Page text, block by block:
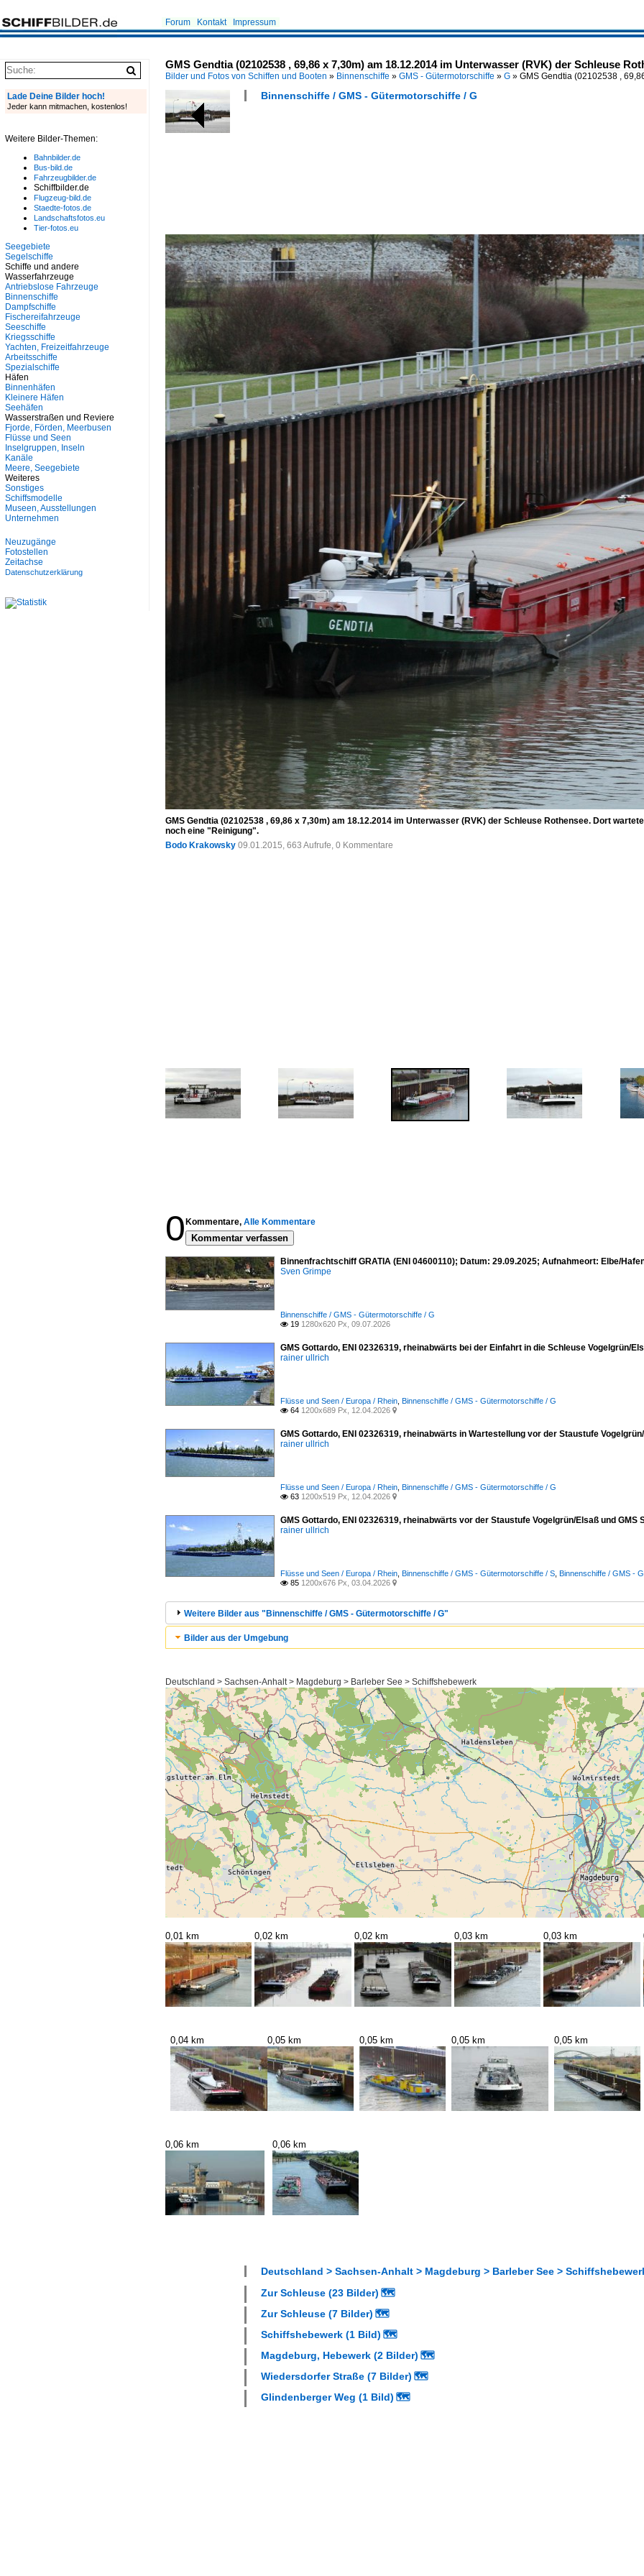
Forum Kontakt Impressum
GMS Gendtia (02102538 , 69,86 x 7,30m) am 18.12.2014 im Unterwasser (RVK) der Schleuse
Bilder und Fotos von Schiffen und Booten » Binnenschiffe » GMS - Gütermotorschiffe » G » GMS Gendtia (02102538 ,
Binnenschiffe / GMS - Gütermotorschiffe / G
GMS Gendtia (02102538 , 69,86 x 7,30m) am 18.12.2014 im Unterwasser (RVK) der Schleuse Rothensee. Dort
noch eine "Reinigung".
Bodo Krakowsky 09.01.2015, 663 Aufrufe, 0 Kommentare
0 Kommentare, Alle Kommentare
Kommentar verfassen
Binnenfrachtschiff GRATIA (ENI 04600110); Datum: 29.09.2025; Aufnahmeort: Elbe/
Sven Grimpe
Binnenschiffe / GMS - Gütermotorschiffe / G
 19 1280x620 Px, 09.07.2026
GMS Gottardo, ENI 02326319, rheinabwärts bei der Einfahrt in die Schleuse Vogelgrün/
rainer ullrich
Flüsse und Seen / Europa / Rhein Binnenschiffe / GMS - Gütermotorschiffe / G
 64 1200x689 Px, 12.04.2026 
GMS Gottardo, ENI 02326319, rheinabwärts in Wartestellung vor der Staustufe
rainer ullrich
Flüsse und Seen / Europa / Rhein Binnenschiffe / GMS - Gütermotorschiffe / G
 63 1200x519 Px, 12.04.2026 
GMS Gottardo, ENI 02326319, rheinabwärts vor der Staustufe Vogelgrün/Elsaß und GMS
rainer ullrich
Flüsse und Seen / Europa / Rhein Binnenschiffe / GMS - Gütermotorschiffe / S Binnenschiffe / GMS -
 85 1200x676 Px, 03.04.2026 
Weitere Bilder aus "Binnenschiffe / GMS - Gütermotorschiffe / G"
Bilder aus der Umgebung
Deutschland > Sachsen-Anhalt > Magdeburg > Barleber See > Schiffshebewerk
0,01 km 0,02 km 0,02 km 0,03 km 0,03 km
0,04 km 0,05 km 0,05 km 0,05 km 0,05 km
0,06 km 0,06 km
Deutschland > Sachsen-Anhalt > Magdeburg > Barleber See >
Zur Schleuse (23 Bilder) 🗺
Zur Schleuse (7 Bilder) 🗺
Schiffshebewerk (1 Bild) 🗺
Magdeburg, Hebewerk (2 Bilder) 🗺
Wiedersdorfer Straße (7 Bilder) 🗺
Glindenberger Weg (1 Bild) 🗺
Lade Deine Bilder hoch!
Jeder kann mitmachen, kostenlos!
Weitere Bilder-Themen:
Bahnbilder.de
Bus-bild.de
Fahrzeugbilder.de
Schiffbilder.de
Flugzeug-bild.de
Staedte-fotos.de
Landschaftsfotos.eu
Tier-fotos.eu
Seegebiete
Segelschiffe
Schiffe und andere
Wasserfahrzeuge
Antriebslose Fahrzeuge
Binnenschiffe
Dampfschiffe
Fischereifahrzeuge
Seeschiffe
Kriegsschiffe
Yachten, Freizeitfahrzeuge
Arbeitsschiffe
Spezialschiffe
Häfen
Binnenhäfen
Kleinere Häfen
Seehäfen
Wasserstraßen und Reviere
Fjorde, Förden, Meerbusen
Flüsse und Seen
Inselgruppen, Inseln
Kanäle
Meere, Seegebiete
Weiteres
Sonstiges
Schiffsmodelle
Museen, Ausstellungen
Unternehmen
Neuzugänge
Fotostellen
Zeitachse
Datenschutzerklärung